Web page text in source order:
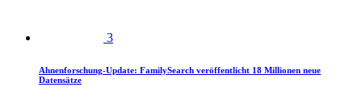
3
Ahnenforschung-Update: FamilySearch veröffentlicht 18 Millionen neue
Datensätze